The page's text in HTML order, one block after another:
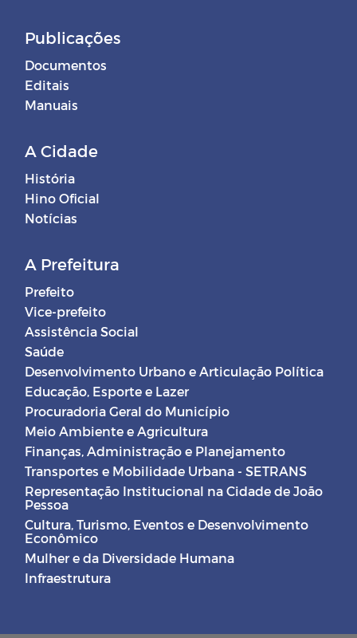
Publicações
Documentos
Editais
Manuais
A Cidade
História
Hino Oficial
Notícias
A Prefeitura
Prefeito
Vice-prefeito
Assistência Social
Saúde
Desenvolvimento Urbano e Articulação Política
Educação, Esporte e Lazer
Procuradoria Geral do Município
Meio Ambiente e Agricultura
Finanças, Administração e Planejamento
Transportes e Mobilidade Urbana - SETRANS
Representação Institucional na Cidade de João
Pessoa
Cultura, Turismo, Eventos e Desenvolvimento
Econômico
Mulher e da Diversidade Humana
Infraestrutura